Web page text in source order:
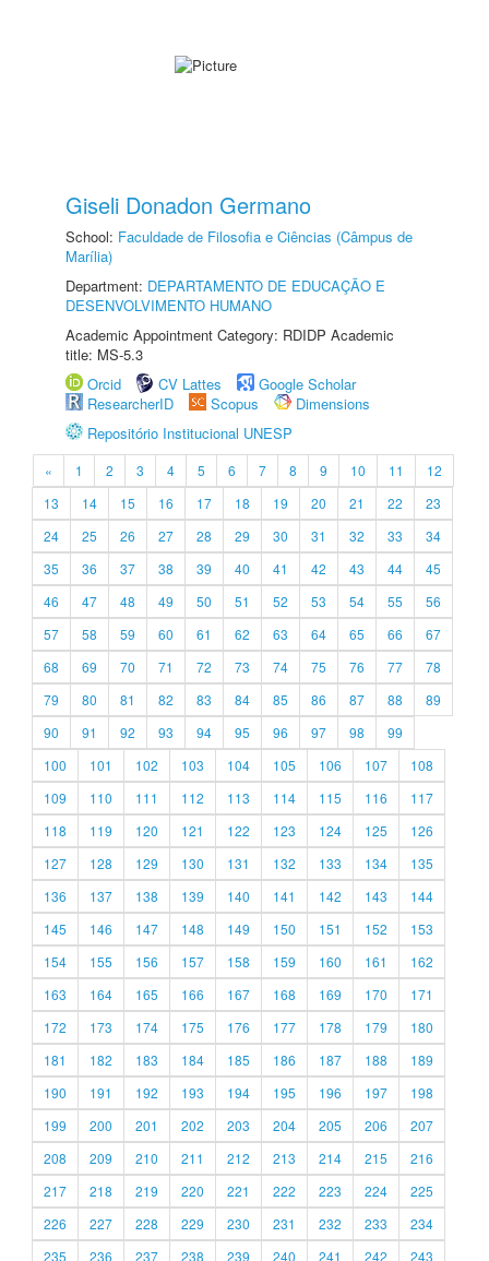
Giseli Donadon Germano
School: Faculdade de Filosofia e Ciências (Câmpus de
Marília)
Department: DEPARTAMENTO DE EDUCAÇÃO E
DESENVOLVIMENTO HUMANO
Academic Appointment Category: RDIDP Academic
title: MS-5.3
Orcid
CV Lattes
Google Scholar
ResearcherID
Scopus
Dimensions
Repositório Institucional UNESP
« 1 2 3 4 5 6 7 8 9 10 11
12
13
14 15 16 17 18 19 20 21 22
23
24
25 26 27 28 29 30 31 32 33
34
35
36 37 38 39 40 41 42 43 44
45
46
47 48 49 50 51 52 53 54 55
56
57
58 59 60 61 62 63 64 65 66
67
68
69 70 71 72 73 74 75 76 77
78
79
80 81 82 83 84 85 86 87 88
89
90
91 92 93 94 95 96 97 98
99
100
101 102 103 104 105 106 107
108
109
110 111 112 113 114 115 116
117
118
119 120 121 122 123 124 125
126
127
128 129 130 131 132 133 134
135
136
137 138 139 140 141 142 143
144
145
146 147 148 149 150 151 152
153
154
155 156 157 158 159 160 161
162
163
164 165 166 167 168 169 170
171
172
173 174 175 176 177 178 179
180
181
182 183 184 185 186 187 188
189
190
191 192 193 194 195 196 197
198
199
200 201 202 203 204 205 206
207
208
209 210 211 212 213 214 215
216
217
218 219 220 221 222 223 224
225
226
227 228 229 230 231 232 233
234
235
236 237 238 239 240 241 242 243